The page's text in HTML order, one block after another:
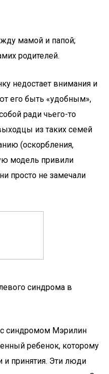
мамой и папой;
родителей.
недостает внимания и
его быть «удобным»,
ради чьего-то
из таких семей
(оскорбления,
модель привили
просто не замечали
синдрома в
синдромом Мэрилин
ребенок, которому
и принятия. Эти люди